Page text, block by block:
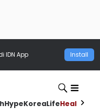
IDN App Install
HypeKoreaLifeHealth